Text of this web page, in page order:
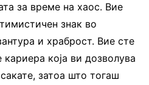
за време на хаос. Вие
знак во
и храброст. Вие сте
кариера која ви дозволува
затоа што тогаш